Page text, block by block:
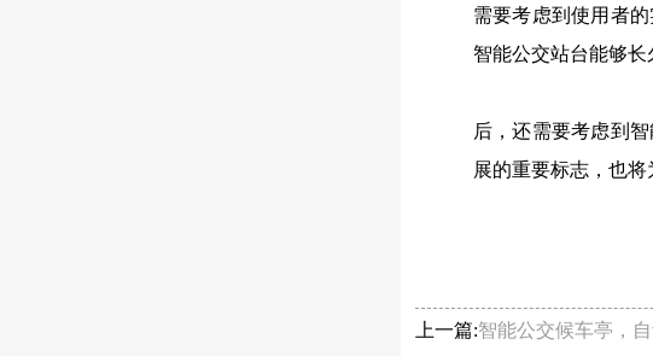
需要考虑到使用者
智能公交站台能够长
后，还需要考虑到
展的重要标志，也将
上一篇:智能公交候车亭，